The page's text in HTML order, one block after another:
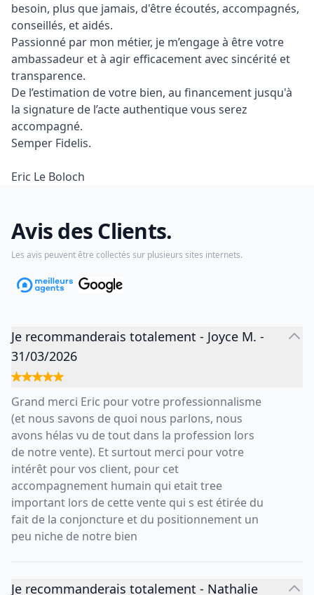
besoin, plus que jamais, d'être écoutés, accompagnés,
conseillés, et aidés.
Passionné par mon métier, je m’engage à être votre
ambassadeur et à agir efficacement avec sincérité et
transparence.
﻿De l’estimation de votre bien, au financement jusqu'à
la signature de l’acte authentique vous serez
accompagné.
Semper Fidelis.
Eric Le Boloch
Avis des Clients.
Les avis peuvent être collectés sur plusieurs sites internets.
Je recommanderais totalement - Joyce M. -
31/03/2026
Grand merci Eric pour votre professionnalisme
(et nous savons de quoi nous parlons, nous
avons hélas vu de tout dans la profession lors
de notre vente). Et surtout merci pour votre
intérêt pour vos client, pour cet
accompagnement humain qui etait tree
important lors de cette vente qui s est étirée du
fait de la conjoncture et du positionnement un
peu niche de notre bien
Je recommanderais totalement - Nathalie